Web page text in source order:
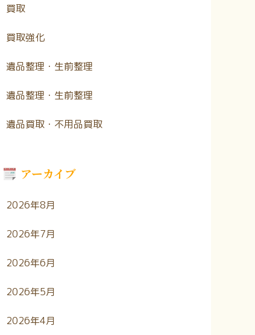
買取
買取強化
遺品整理・生前整理
遺品整理・生前整理
遺品買取・不用品買取
アーカイブ
2026年8月
2026年7月
2026年6月
2026年5月
2026年4月